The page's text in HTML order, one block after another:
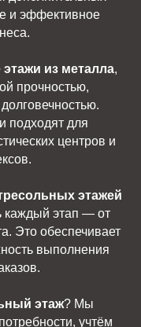
и эффективное
из металла,
прочностью,
подходят для
центров и
этажей
каждый этап — от
Это обеспечивает
выполнения
этаж? Мы
учтём